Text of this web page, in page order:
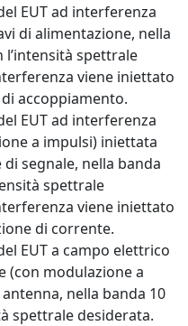
EUT ad interferenza
di alimentazione, nella
l’intensità spettrale
viene iniettato
accoppiamento.
EUT ad interferenza
a impulsi) iniettata
segnale, nella banda
spettrale
viene iniettato
di corrente.
EUT a campo elettrico
(con modulazione a
nella banda 10
spettrale desiderata.